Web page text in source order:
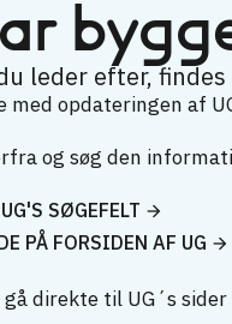
leder efter,
med opdateringen af
og søg den
SØGEFELT
PÅ FORSIDEN AF UG
gå direkte til UG´s sider